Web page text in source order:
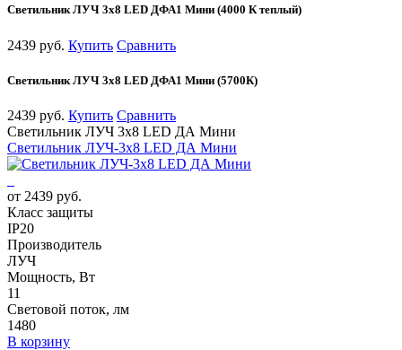
Светильник ЛУЧ 3х8 LED ДФА1 Мини (4000 К теплый)
2439 руб. Купить Сравнить
Светильник ЛУЧ 3х8 LED ДФА1 Мини (5700К)
2439 руб. Купить Сравнить
Светильник ЛУЧ 3х8 LED ДА Мини
Светильник ЛУЧ-3х8 LED ДА Мини
от 2439 руб.
Класс защиты
IP20
Производитель
ЛУЧ
Мощность, Вт
11
Световой поток, лм
1480
В корзину